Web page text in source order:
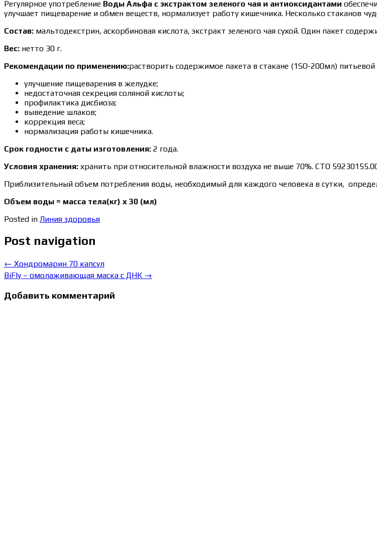
Регулярное употребление Воды Альфа с экстрактом зеленого чая и антиоксидантами
улучшает пищеварение и обмен веществ, нормализует работу кишечника. Несколько стаканов
Состав: мальтодекстрин, аскорбиновая кислота, экстракт зеленого чая сухой. Один пакет
Вес: нетто 30 г.
Рекомендации по применению:растворить содержимое пакета в стакане (1SО-200мл)
улучшение пищеварения в желудке;
недостаточная секреция соляной кислоты;
профилактика дисбиоза;
выведение шлаков;
коррекция веса;
нормализация работы кишечника.
Срок годности с даты изготовления: 2 года.
Условия хранения: хранить при относительной влажности воздуха не выше 70%. СТО
Приблизительный объем потребления воды, необходимый для каждого человека в сутки,
Объем воды = масса тела(кг) х 30 (мл)
Posted in Линия здоровья
Post navigation
← Хондромарин 70 капсул
BiFly – омолаживающая маска с ДНК →
Добавить комментарий